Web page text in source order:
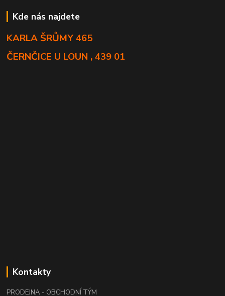
Kde nás najdete
KARLA ŠRŮMY 465
ČERNČICE U LOUN , 439 01
Kontakty
PRODEJNA - OBCHODNÍ TÝM